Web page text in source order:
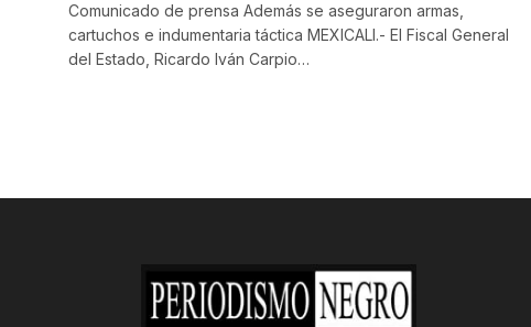
Comunicado de prensa Además se aseguraron armas,
cartuchos e indumentaria táctica MEXICALI.- El Fiscal General
del Estado, Ricardo Iván Carpio…